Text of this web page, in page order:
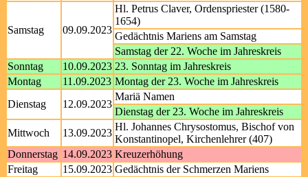
Samstag 09.09.2023
Hl. Petrus Claver, Ordenspriester (1580-
1654)
Gedächtnis Mariens am Samstag
Samstag der 22. Woche im Jahreskreis
Sonntag
10.09.2023 23. Sonntag im Jahreskreis
Montag
11.09.2023 Montag der 23. Woche im Jahreskreis
Dienstag
12.09.2023
Mariä Namen
Dienstag der 23. Woche im Jahreskreis
Mittwoch
13.09.2023
Hl. Johannes Chrysostomus, Bischof von
Konstantinopel, Kirchenlehrer (407)
Donnerstag 14.09.2023 Kreuzerhöhung
Freitag
15.09.2023 Gedächtnis der Schmerzen Mariens